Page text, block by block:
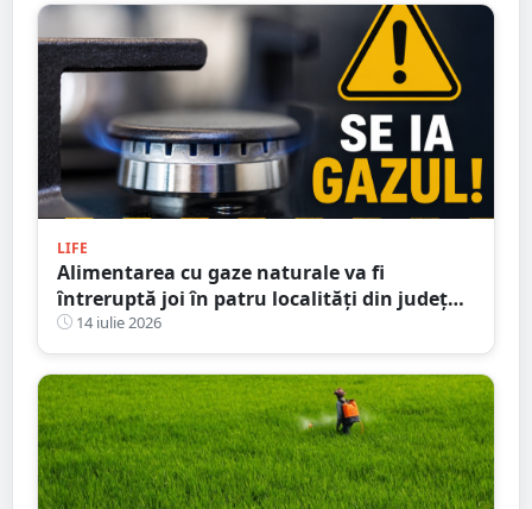
LIFE
Alimentarea cu gaze naturale va fi
întreruptă joi în patru localități din județul
Satu Mare
14 iulie 2026